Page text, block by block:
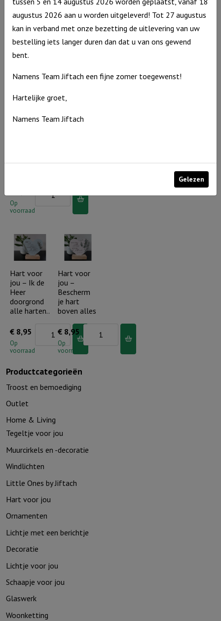
Productcategorieën
Troost en bemoediging
Outlet
Home & Living
Tegeltje voor jou
Muurcirkels en -decoratie
Windlichten
Little Ones by Jiftach
Hart voor jou
Ornamenten
Lichtje met een berichtje
Decoratie
Lichtje voor jou
Schaapje voor jou
Glaswerk
Woonketting
altijd in ons
hart
€8,95
Op
voorraad
Hart
voor
altijd
jullie een
nieuw hart
€ 8,95 Hart
-
jullie
hart
Hart voor
hart op de
Op
voorraad
Vertrouw
met
heel
je
hart
op
Hart voor
€8,95 Hart
-
Ik
je
aantal
Hart voor
jou – Ik de
Heer
doorgrond
alle harten..
€ 8,95
Op
voorraad
-
Ik
doorgrond
alle
harten..
aantal
Hart voor
jou –
Bescherm
je hart
boven alles
€ 8,95
Op
voorraad
voor
jou
aantal
augustus 2026 aan u worden uitgeleverd! Tot 27 augustus
kan in verband met onze bezetting de uitlevering van uw
bestelling iets langer duren dan dat u van ons gewend
bent.
Namens Team Jiftach een fijne zomer toegewenst!
Hartelijke groet,
Namens Team Jiftach
Gelezen